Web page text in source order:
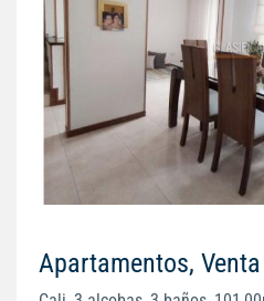
Apartamentos,